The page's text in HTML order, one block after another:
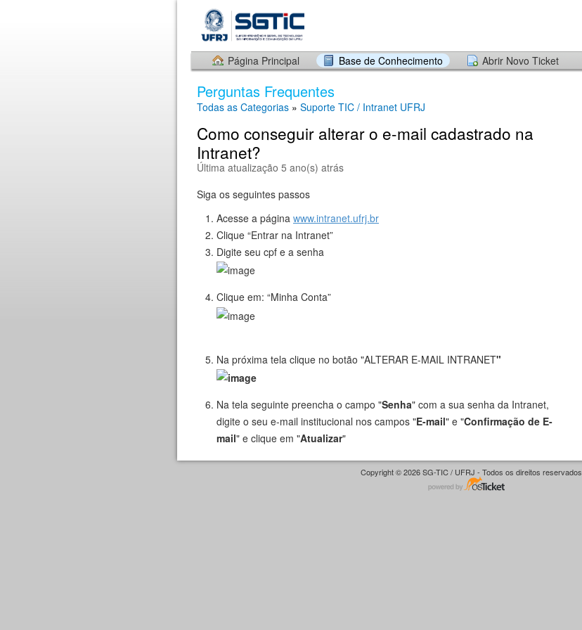
Página Principal Base de Conhecimento Abrir Novo Ticket
Perguntas Frequentes
Todas as Categorias » Suporte TIC / Intranet UFRJ
Como conseguir alterar o e-mail cadastrado na
Intranet?
Última atualização 5 ano(s) atrás
Siga os seguintes passos
Acesse a página www.intranet.ufrj.br
Clique “Entrar na Intranet”
Digite seu cpf e a senha
Clique em: “Minha Conta”
Na próxima tela clique no botão "ALTERAR E-MAIL INTRANET"
Na tela seguinte preencha o campo "Senha" com a sua senha da Intranet,
digite o seu e-mail institucional nos campos "E-mail" e "Confirmação de E-
mail" e clique em "Atualizar"
Copyright © 2026 SG-TIC / UFRJ - Todos os direitos reservados.